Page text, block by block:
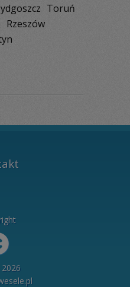
Toruń
Rzeszów